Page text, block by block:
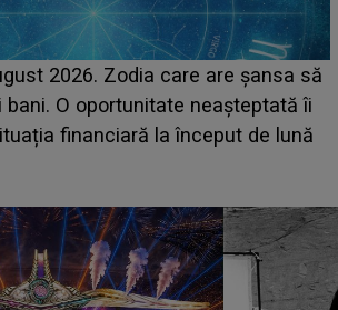
ONE, prima zi. Cine sunt artiștii
și de la ce ore au loc cele mai
pe scena principală?